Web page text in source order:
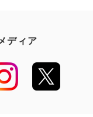
ディア